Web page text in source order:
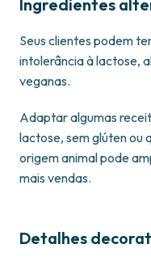
Ingredientes
Seus clientes podem
intolerância à lactose,
veganas.
Adaptar algumas
lactose, sem glúten ou
origem animal pode
mais vendas.
Detalhes